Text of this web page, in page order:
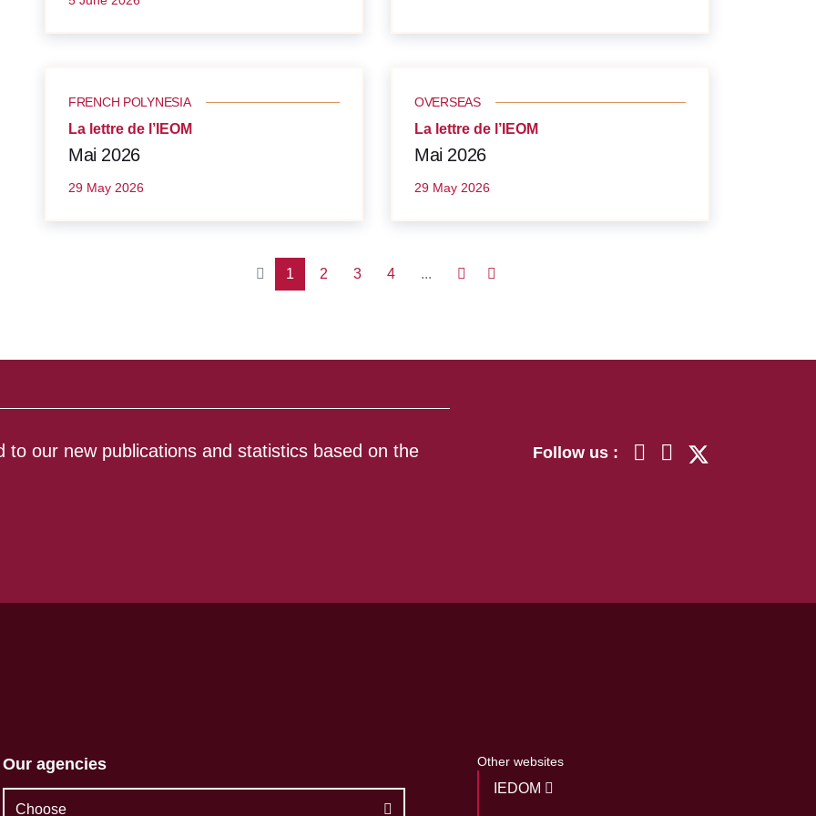
FRENCH POLYNESIA
La lettre de l’IEOM
Mai 2026
29 May 2026
OVERSEAS
La lettre de l’IEOM
Mai 2026
29 May 2026
1 2 3 4 ...
to our new publications and statistics based on the
Follow us :
Our agencies
Choose
Other websites
IEDOM